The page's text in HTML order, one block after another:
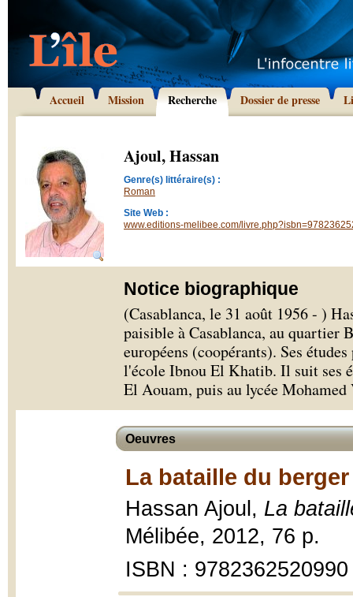
Accueil Mission Recherche Dossier de presse
Ajoul, Hassan
Genre(s) littéraire(s) :
Roman
Site Web :
www.editions-melibee.com/
Notice biographique
(Casablanca, le 31 août 1956 - )
paisible à Casablanca, au quartier
européens (coopérants). Ses
l'école Ibnou El Khatib. Il suit ses
El Aouam, puis au lycée Mohamed
Oeuvres
La bataille du berger
Hassan Ajoul, La
Mélibée, 2012, 76 p.
ISBN : 9782362520990